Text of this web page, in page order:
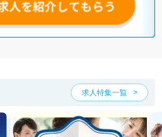
いただくと、ご希望条件をヒアリン
。
求人特集一覧